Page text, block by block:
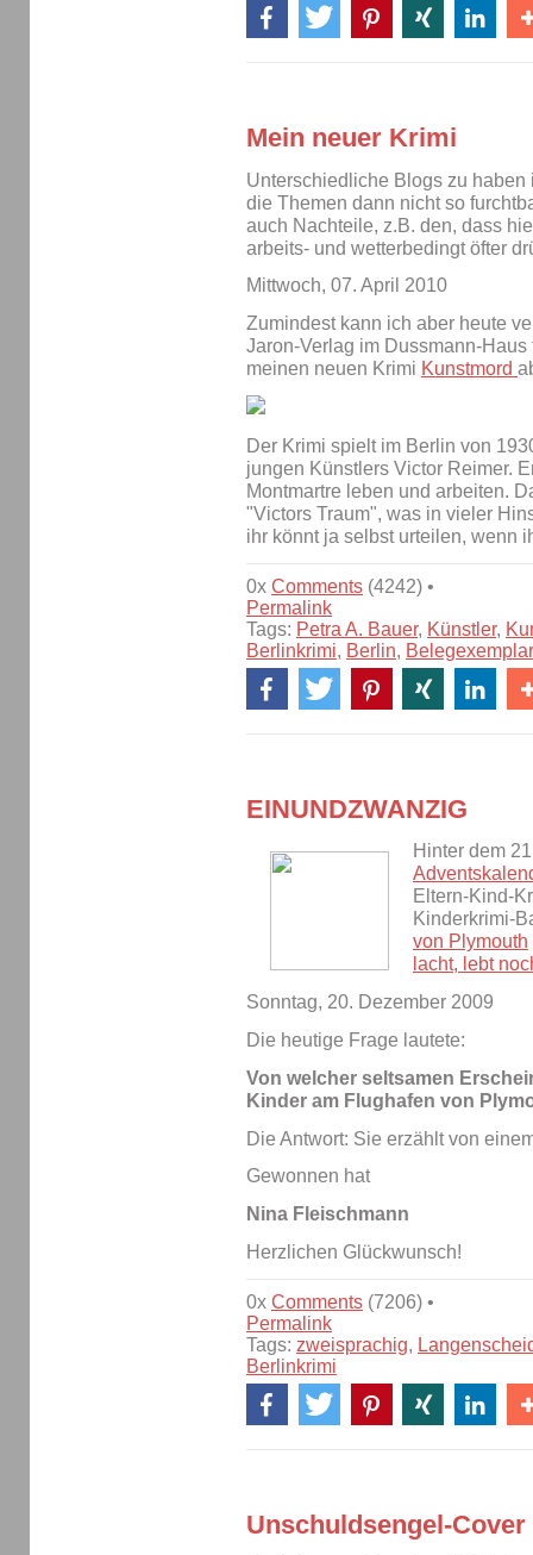
Mein neuer Krimi
Unterschiedliche Blogs zu
die Themen dann nicht so
auch Nachteile, z.B. den, dass
arbeits- und wetterbedingt öfter
Mittwoch, 07. April 2010
Zumindest kann ich aber heute
Jaron-Verlag im Dussmann-
meinen neuen Krimi Kunstmord
Der Krimi spielt im Berlin von
jungen Künstlers Victor Reimer.
Montmartre leben und arbeiten.
"Victors Traum", was in vieler
ihr könnt ja selbst urteilen, wenn
0x Comments (4242) •
Permalink
Tags: Petra A. Bauer, Künstler,
Berlinkrimi, Berlin,
EINUNDZWANZIG
Hinter dem
Eltern-Kind-
Kinderkrimi-
von Plymouth
lacht, lebt
Sonntag, 20. Dezember 2009
Die heutige Frage lautete:
Von welcher seltsamen
Kinder am Flughafen von
Die Antwort: Sie erzählt von
Gewonnen hat
Nina Fleischmann
Herzlichen Glückwunsch!
0x Comments (7206) •
Permalink
Tags: zweisprachig,
Berlinkrimi
Unschuldsengel-Cover